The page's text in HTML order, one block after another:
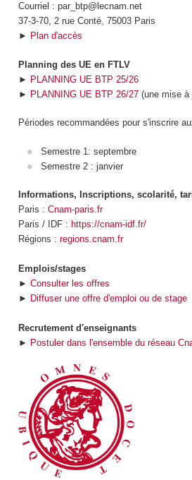
Courriel : par_btp@lecnam.net
37-3-70, 2 rue Conté, 75003 Paris
► Plan d'accès
Planning des UE en FTLV
► PLANNING UE BTP 25/26
► PLANNING UE BTP 26/27(une mise à
Périodes recommandées pour s'inscrire
Semestre 1: septembre
Semestre 2 : janvier
Informations, Inscriptions, scolarité,
Paris : Cnam-paris.fr
Paris / IDF : https://cnam-idf.fr/
Régions : regions.cnam.fr
Emplois/stages
► Consulter les offres
► Diffuser une offre d'emploi ou de stage
Recrutement d'enseignants
► Postuler dans l'ensemble du réseau